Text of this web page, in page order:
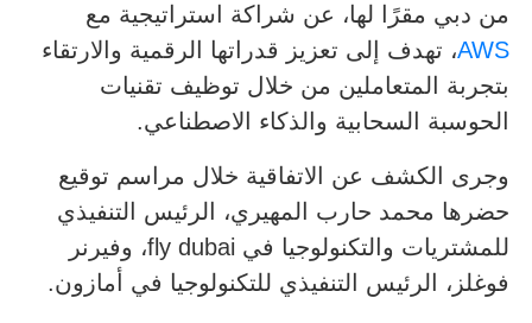
من دبي مقرًا لها، عن شراكة استراتيجية مع
AWS، تهدف إلى تعزيز قدراتها الرقمية والارتقاء
بتجربة المتعاملين من خلال توظيف تقنيات
الحوسبة السحابية والذكاء الاصطناعي.
وجرى الكشف عن الاتفاقية خلال مراسم توقيع
حضرها محمد حارب المهيري، الرئيس التنفيذي
للمشتريات والتكنولوجيا في fly dubai، وفيرنر
فوغلز، الرئيس التنفيذي للتكنولوجيا في أمازون.